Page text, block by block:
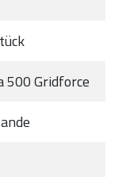
500 Gridforce